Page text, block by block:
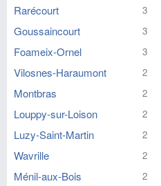
Rarécourt 3
Goussaincourt 3
Foameix-Ornel 3
Vilosnes-Haraumont 2
Montbras 2
Louppy-sur-Loison 2
Luzy-Saint-Martin 2
Wavrille 2
Ménil-aux-Bois 2